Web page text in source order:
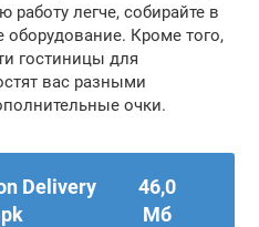
работу легче, собирайте в
оборудование. Кроме того,
гостиницы для
вас разными
очки.
Delivery
46,0
Мб